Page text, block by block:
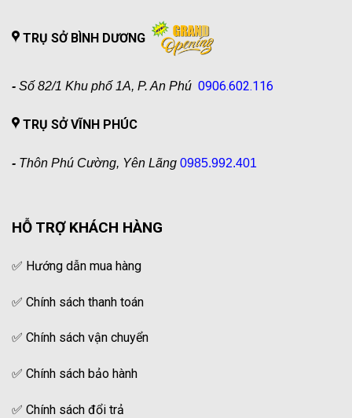
TRỤ SỞ BÌNH DƯƠNG
- Số 82/1 Khu phố 1A, P. An Phú 0906.602.116
TRỤ SỞ VĨNH PHÚC
- Thôn Phú Cường, Yên Lãng 0985.992.401
HỖ TRỢ KHÁCH HÀNG
✅ Hướng dẫn mua hàng
✅ Chính sách thanh toán
✅ Chính sách vận chuyển
✅ Chính sách bảo hành
✅ Chính sách đổi trả